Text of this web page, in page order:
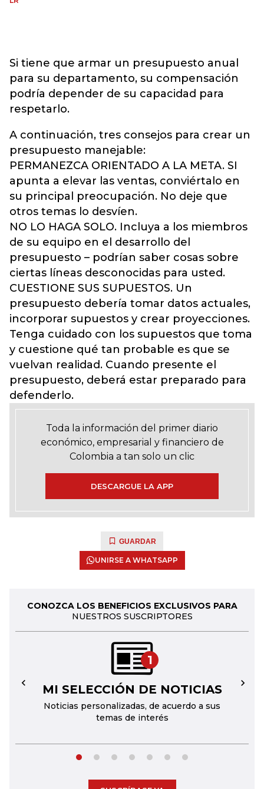
Si tiene que armar un presupuesto anual
para su departamento, su compensación
podría depender de su capacidad para
respetarlo.
A continuación, tres consejos para crear un
presupuesto manejable:
PERMANEZCA ORIENTADO A LA META. SI
apunta a elevar las ventas, conviértalo en
su principal preocupación. No deje que
otros temas lo desvíen.
NO LO HAGA SOLO. Incluya a los miembros
de su equipo en el desarrollo del
presupuesto – podrían saber cosas sobre
ciertas líneas desconocidas para usted.
CUESTIONE SUS SUPUESTOS. Un
presupuesto debería tomar datos actuales,
incorporar supuestos y crear proyecciones.
Tenga cuidado con los supuestos que toma
y cuestione qué tan probable es que se
vuelvan realidad. Cuando presente el
presupuesto, deberá estar preparado para
defenderlo.
Toda la información del primer diario
económico, empresarial y financiero de
Colombia a tan solo un clic
DESCARGUE LA APP
GUARDAR
UNIRSE A WHATSAPP
CONOZCA LOS BENEFICIOS EXCLUSIVOS PARA
NUESTROS SUSCRIPTORES
1
MI SELECCIÓN DE NOTICIAS
Noticias personalizadas, de acuerdo a sus
temas de interés
← →